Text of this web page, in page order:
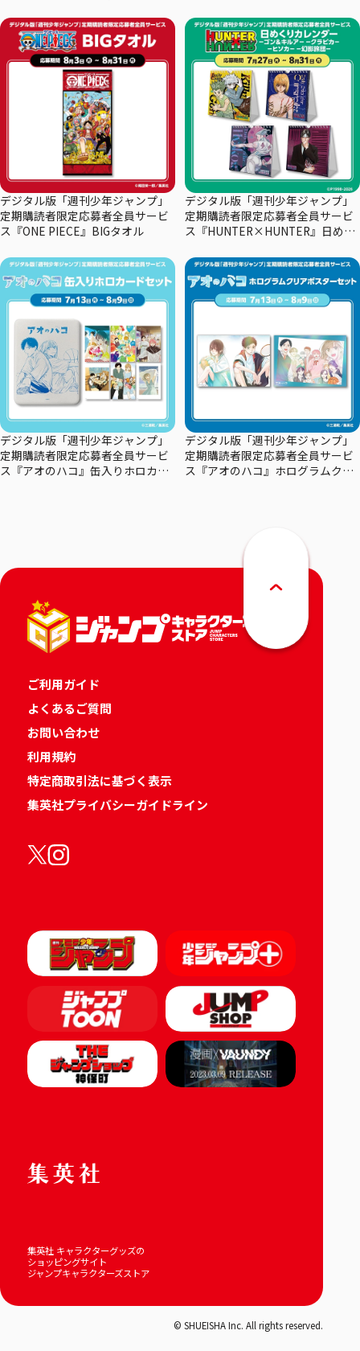
デジタル版「週刊少年ジャンプ」
定期購読者限定応募者全員サービ
ス『ONE PIECE』BIGタオル
デジタル版「週刊少年ジャンプ」
定期購読者限定応募者全員サービ
ス『HUNTER×HUNTER』日めく
デジタル版「週刊少年ジャンプ」
定期購読者限定応募者全員サービ
ス『アオのハコ』缶入りホロカー
デジタル版「週刊少年ジャンプ」
定期購読者限定応募者全員サービ
ス『アオのハコ』ホログラムクリ
ご利用ガイド
よくあるご質問
お問い合わせ
利用規約
特定商取引法に基づく表示
集英社プライバシーガイドライン
集英社 キャラクターグッズの
ショッピングサイト
ジャンプキャラクターズストア
© SHUEISHA Inc. All rights reserved.